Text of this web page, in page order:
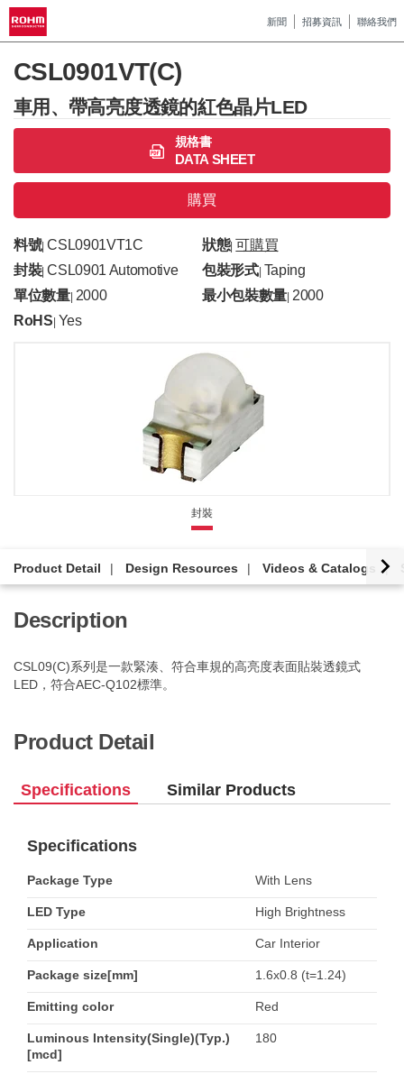
新聞 招募資訊 聯絡我們
CSL0901VT(C)
車用、帶高亮度透鏡的紅色晶片LED
規格書
DATA SHEET
購買
料號|CSL0901VT1C 狀態| 可購買
封裝|CSL0901 Automotive 包裝形式| Taping
單位數量| 2000 最小包裝數量 |2000
RoHS Yes
封裝
Product Detail Design Resources Videos & Catalogs
Description
CSL09(C)系列是一款緊湊、符合車規的高亮度表面貼裝透鏡式
LED，符合AEC-Q102標準。
Product Detail
Specifications Similar Products
Specifications
Package Type With Lens
LED Type High Brightness
Application Car Interior
Package size[mm] 1.6x0.8 (t=1.24)
Emitting color Red
Luminous Intensity(Single)(Typ.)
[mcd]
180